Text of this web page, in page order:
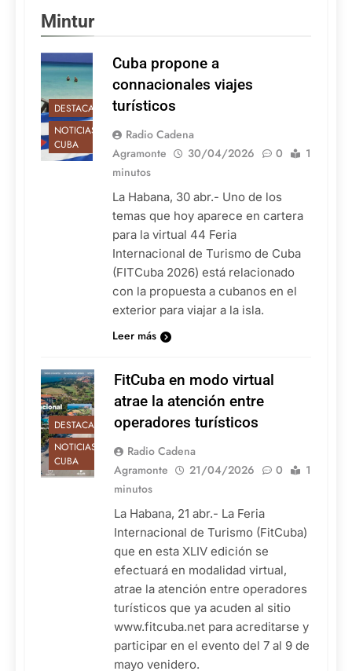
Mintur
DESTACADAS
NOTICIAS DE
CUBA
Cuba propone a
connacionales viajes
turísticos
Radio Cadena
Agramonte
30/04/2026 0
1
minutos
La Habana, 30 abr.- Uno de los
temas que hoy aparece en cartera
para la virtual 44 Feria
Internacional de Turismo de Cuba
(FITCuba 2026) está relacionado
con la propuesta a cubanos en el
exterior para viajar a la isla.
Leer más
DESTACADAS
NOTICIAS DE
CUBA
FitCuba en modo virtual
atrae la atención entre
operadores turísticos
Radio Cadena
Agramonte
21/04/2026 0
1
minutos
La Habana, 21 abr.- La Feria
Internacional de Turismo (FitCuba)
que en esta XLIV edición se
efectuará en modalidad virtual,
atrae la atención entre operadores
turísticos que ya acuden al sitio
www.fitcuba.net para acreditarse y
participar en el evento del 7 al 9 de
mayo venidero.